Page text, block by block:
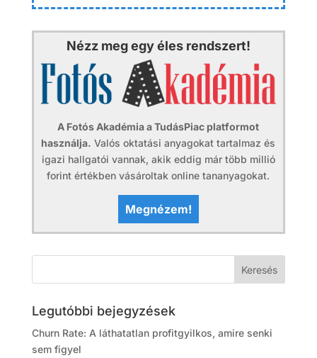
Nézz meg egy éles rendszert!
A Fotós Akadémia a TudásPiac platformot
használja. Valós oktatási anyagokat tartalmaz és
igazi hallgatói vannak, akik eddig már több millió
forint értékben vásároltak online tananyagokat.
Megnézem!
Legutóbbi bejegyzések
Churn Rate: A láthatatlan profitgyilkos, amire senki
sem figyel